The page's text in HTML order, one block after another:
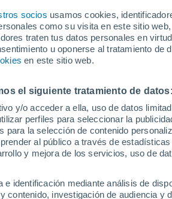
socios usamos cookies,
como su visita en este sitio
traten tus datos personales en
u oponerse al tratamiento de
en este sitio web.
el siguiente tratamiento de datos:
y/o acceder a ella, uso de datos
perfiles para seleccionar la
para la selección de contenido
al público a través de
y mejora de los servicios, uso de
identificación mediante análisis de
contenido, investigación de audiencia y
33°
22°
23°
El Cafe
Araira
23°
del
Tuy
31°
23°